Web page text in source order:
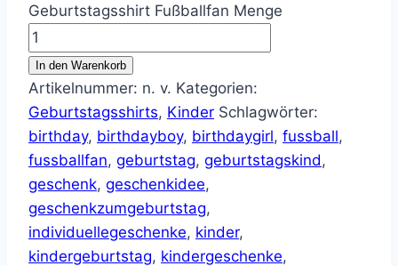
Geburtstagsshirt Fußballfan Menge
In den Warenkorb
Artikelnummer: n. v. Kategorien:
Geburtstagsshirts, Kinder Schlagwörter:
birthday, birthdayboy, birthdaygirl, fussball,
fussballfan, geburtstag, geburtstagskind ,
geschenk, geschenkidee,
geschenkzumgeburtstag,
individuellegeschenke, kinder,
kindergeburtstag, kindergeschenke,